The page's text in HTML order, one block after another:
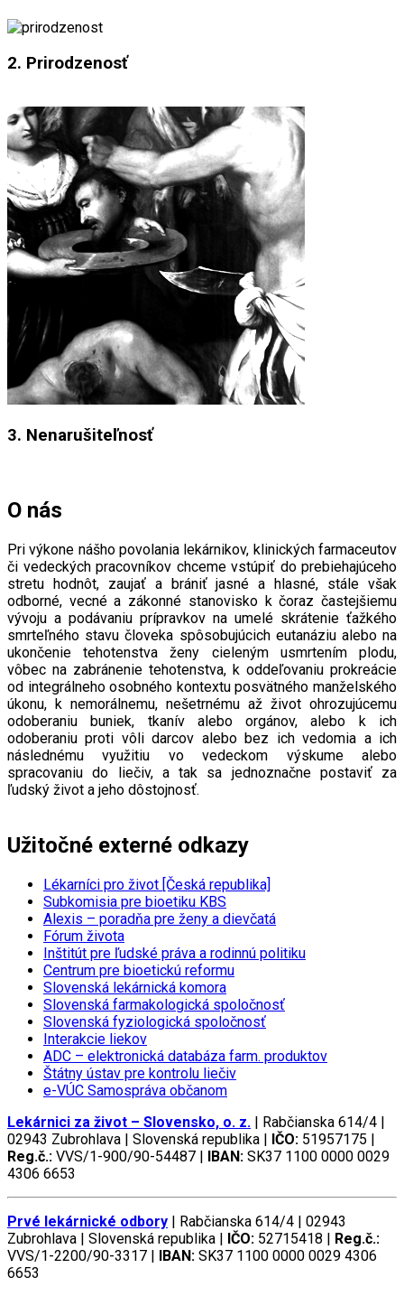
2. Prirodzenosť
3. Nenarušiteľnosť
O nás
Pri výkone nášho povolania lekárnikov, klinických farmaceutov
či vedeckých pracovníkov chceme vstúpiť do prebiehajúceho
stretu hodnôt, zaujať a brániť jasné a hlasné, stále však
odborné, vecné a zákonné stanovisko k čoraz častejšiemu
vývoju a podávaniu prípravkov na umelé skrátenie ťažkého
smrteľného stavu človeka spôsobujúcich eutanáziu alebo na
ukončenie tehotenstva ženy cieleným usmrtením plodu,
vôbec na zabránenie tehotenstva, k oddeľovaniu prokreácie
od integrálneho osobného kontextu posvätného manželského
úkonu, k nemorálnemu, nešetrnému až život ohrozujúcemu
odoberaniu buniek, tkanív alebo orgánov, alebo k ich
odoberaniu proti vôli darcov alebo bez ich vedomia a ich
následnému využitiu vo vedeckom výskume alebo
spracovaniu do liečiv, a tak sa jednoznačne postaviť za
ľudský život a jeho dôstojnosť.
Užitočné externé odkazy
Lékarníci pro život [Česká republika]
Subkomisia pre bioetiku KBS
Alexis – poradňa pre ženy a dievčatá
Fórum života
Inštitút pre ľudské práva a rodinnú politiku
Centrum pre bioetickú reformu
Slovenská lekárnická komora
Slovenská farmakologická spoločnosť
Slovenská fyziologická spoločnosť
Interakcie liekov
ADC – elektronická databáza farm. produktov
Štátny ústav pre kontrolu liečiv
e-VÚC Samospráva občanom
Lekárnici za život – Slovensko, o. z. | Rabčianska 614/4 |
02943 Zubrohlava | Slovenská republika |
IČO: 51957175 |
Reg.č.: VVS/1-900/90-54487 | IBAN: SK37 1100 0000 0029
4306 6653
Prvé lekárnické odbory | Rabčianska 614/4 | 02943
Zubrohlava | Slovenská republika |
IČO: 52715418 |
Reg.č.:
VVS/1-2200/90-3317 |
IBAN: SK37 1100 0000 0029 4306
6653